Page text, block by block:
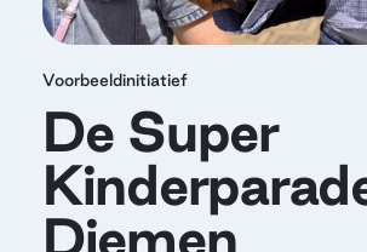
Voorbeeldinitiatief
De Super
Diemen